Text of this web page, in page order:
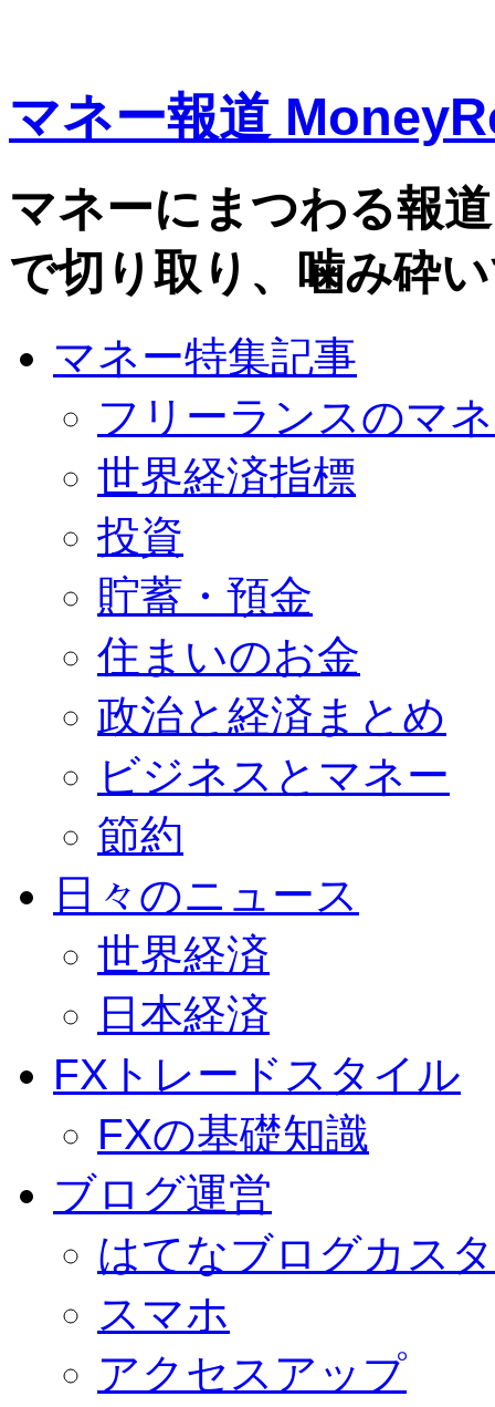
マネー報道
マネーにまつわる報
で切り取り、噛み砕
マネー特集記事
フリーランスのマ
世界経済指標
投資
貯蓄・預金
住まいのお金
政治と経済まとめ
ビジネスとマネー
節約
日々のニュース
世界経済
日本経済
FXトレードスタイル
FXの基礎知識
ブログ運営
はてなブログカス
スマホ
アクセスアップ